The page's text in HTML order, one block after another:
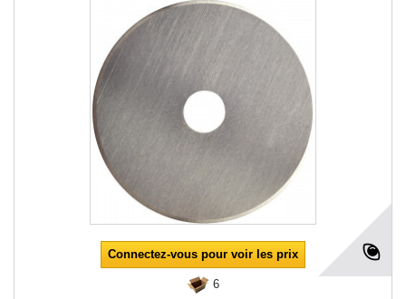
Connectez-vous pour voir les prix
6